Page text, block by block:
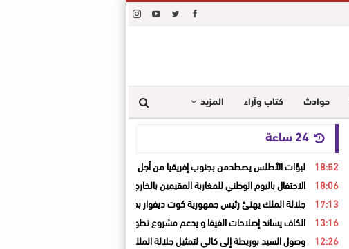
حوادث كتاب وآراء المزيد
18:52 لبؤات الأطلس يصطدمن بجنوب إفريقيا من أجل المونديال والثأر القاري
18:06 الاحتفال باليوم الوطني للمغاربة المقيمين بالخارج
17:13 جلالة الملك يهنئ رئيس جمهورية كوت ديفوار بمناسبة العيد الوطني لبلاده
13:16 الكاف يساند إصلاحات الفيفا و يدعم مشروع تطوير الكرة الإفريقية
12:26 وصول السيد بوريطة إلى كالي لتمثيل جلالة الملك في حفل تنصيب الرئيس الكولومبي